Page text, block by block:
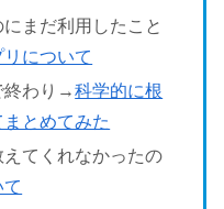
まだ利用したこと
について
終わり→科学的に根
とめてみた
てくれなかったの